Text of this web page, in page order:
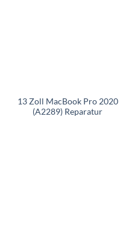
13 Zoll MacBook Pro 2020
(A2289) Reparatur